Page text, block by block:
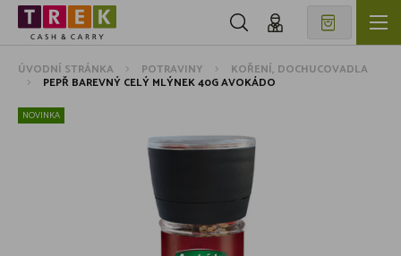
ÚVODNÍ STRÁNKA POTRAVINY KOŘENÍ, DOCHUCOVADLA
PEPŘ BAREVNÝ CELÝ MLÝNEK 40G AVOKÁDO
NOVINKA